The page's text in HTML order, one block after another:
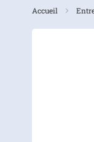
Accueil